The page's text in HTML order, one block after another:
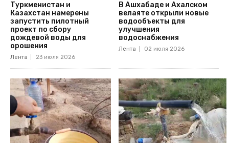
Туркменистан и
Казахстан намерены
запустить пилотный
проект по сбору
дождевой воды для
орошения
Лента 23 июля 2026
В Ашхабаде и Ахалском
велаяте открыли новые
водообъекты для
улучшения
водоснабжения
Лента 02 июля 2026